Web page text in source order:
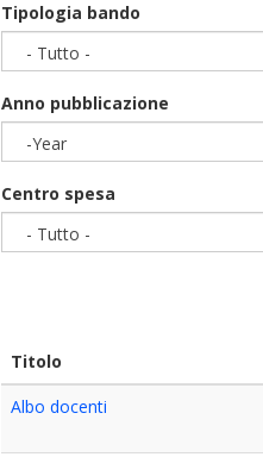
Tipologia bando
- Tutto -
Anno pubblicazione
-Year
Centro spesa
- Tutto -
Titolo
Albo docenti